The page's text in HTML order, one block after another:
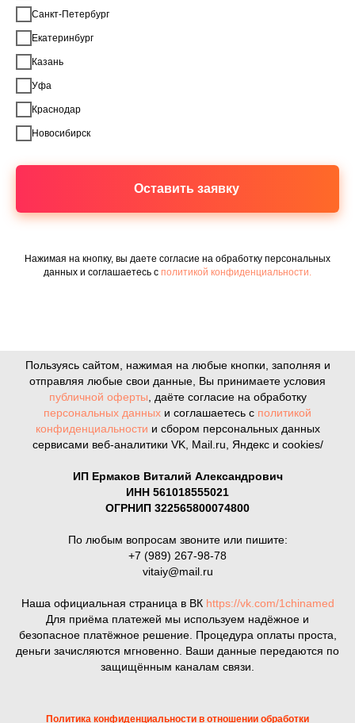
Санкт-Петербург
Екатеринбург
Казань
Уфа
Краснодар
Новосибирск
Оставить заявку
Нажимая на кнопку, вы даете согласие на обработку персональных
данных и соглашаетесь c политикой конфиденциальности.
Пользуясь сайтом, нажимая на любые кнопки, заполняя и
отправляя любые свои данные, Вы принимаете условия
публичной оферты , даёте согласие на обработку
персональных данных и соглашаетесь с политикой
конфиденциальности и сбором персональных данных
сервисами веб-аналитики VK, Mail.ru, Яндекс и cookies/
ИП Ермаков Виталий Александрович
ИНН 561018555021
ОГРНИП 322565800074800
По любым вопросам звоните или пишите:
+7 (989) 267-98-78
vitaiy@mail.ru
Наша официальная страница в ВК https://vk.com/1chinamed
Для приёма платежей мы используем надёжное и
безопасное платёжное решение. Процедура оплаты проста,
деньги зачисляются мгновенно. Ваши данные передаются по
защищённым каналам связи.
Политика конфиденциальности в отношении обработки